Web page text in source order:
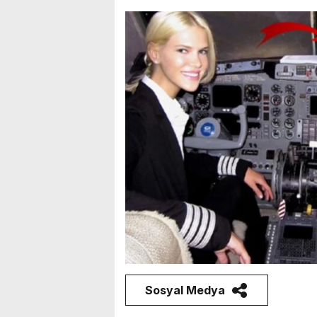
Sosyal Medya